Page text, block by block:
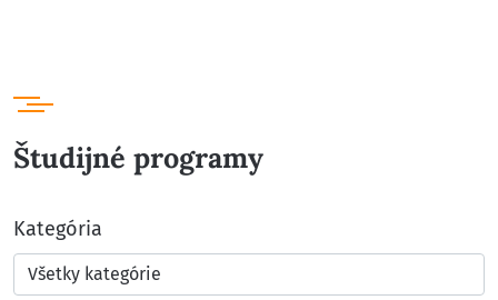
Študijné programy
Kategória